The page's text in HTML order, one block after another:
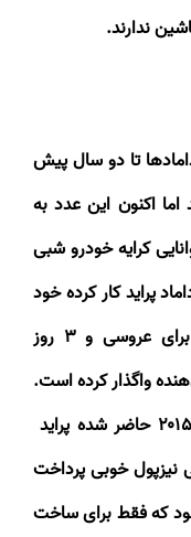
ندارند.
تا دو سال پیش
اکنون این عدد به
کرایه خودرو شبی
پراید کار کرده خود
برای عروسی و۳ روز
واگذار کرده است.
۲۰۱۵ حاضر شده پراید
نیزپول خوبی پرداخت
که فقط برای ساخت